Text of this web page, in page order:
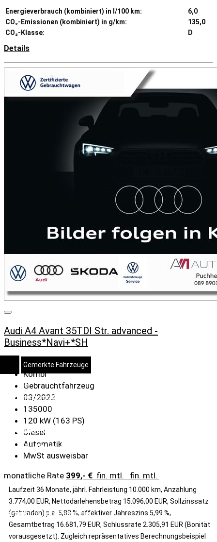
Energieverbrauch (kombiniert) in l/100 km:
6,0
CO₂-Emissionen (kombiniert) in g/km:
135,0
CO₂-Klasse:
D
Details
Audi A4 Avant 35TDI Str. advanced -
Business*Navi+*SH
A4-WS
Kombi
Gebrauchtfahrzeug
03/2022
135000
120 kW (163 PS)
Diesel
Automatik
MwSt ausweisbar
monatliche Rate 399,- € fin. mtl. fin. mtl.
Laufzeit 36 Monate, jährl. Fahrleistung 10.000 km, Anzahlung
3.774,00 EUR, Nettodarlehensbetrag 15.096,00 EUR, Sollzinssatz
(gebunden) p.a. 5,83 %, effektiver Jahreszins 5,99 %,
Gesamtbetrag 16.681,79 EUR, Schlussrate 2.305,91 EUR (Bonität
vorausgesetzt). Zugleich repräsentatives Berechnungsbeispiel
Notice : Undefined index:
rememberedVehicles in
/www/htdocs/w01e7b3b/wp-
content/themes/induxo-
child/template-
line 120
Warning: count(): Parameter
must be an array or an object
Gemerkte Fahrzeuge